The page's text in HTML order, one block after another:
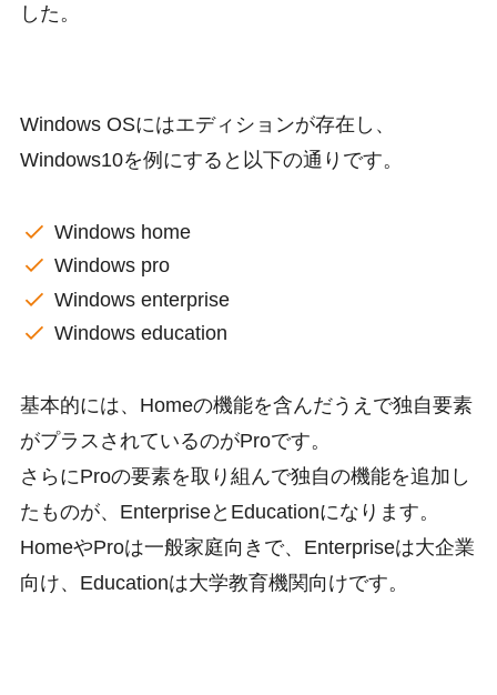
した。
Windows OSにはエディションが存在し、
Windows10を例にすると以下の通りです。
Windows home
Windows pro
Windows enterprise
Windows education
基本的には、Homeの機能を含んだうえで独自要素
がプラスされているのがProです。
さらにProの要素を取り組んで独自の機能を追加し
たものが、EnterpriseとEducationになります。
HomeやProは一般家庭向きで、Enterpriseは大企業
向け、Educationは大学教育機関向けです。